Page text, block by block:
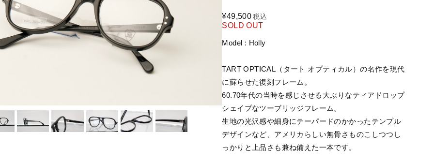
¥49,500 税込
SOLD OUT
Model : Holly
TART OPTICAL（タート オプティカル）の名作を現代
に蘇らせた復刻フレーム。
60.70年代の当時を感じさせる大ぶりなティアドロップ
シェイプなツーブリッジフレーム。
生地の光沢感や細身にテーパードのかかったテンプル
デザインなど、アメリカらしい無骨さものこしつつし
っかりと上品さも兼ね備えた一本です。